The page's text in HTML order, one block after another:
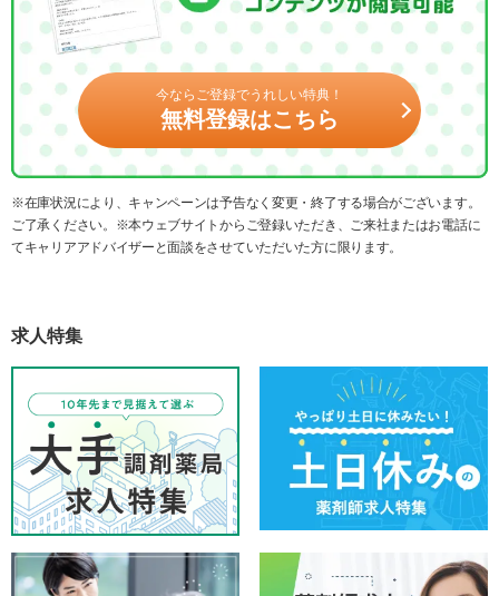
今ならご登録でうれしい特典！
無料登録はこちら
※在庫状況により、キャンペーンは予告なく変更・終了する場合がございます。
ご了承ください。※本ウェブサイトからご登録いただき、ご来社またはお電話に
てキャリアアドバイザーと面談をさせていただいた方に限ります。
求人特集